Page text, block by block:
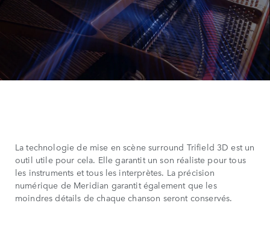
La technologie de mise en scène surround Trifield 3D est un
outil utile pour cela. Elle garantit un son réaliste pour tous
les instruments et tous les interprètes. La précision
numérique de Meridian garantit également que les
moindres détails de chaque chanson seront conservés.